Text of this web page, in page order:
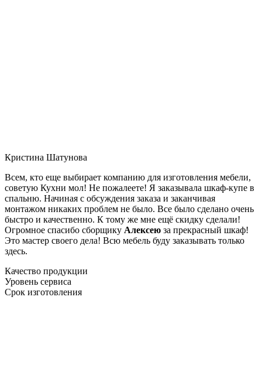
Кристина Шатунова
Всем, кто еще выбирает компанию для изготовления мебели,
советую Кухни мол! Не пожалеете! Я заказывала шкаф-купе в
спальню. Начиная с обсуждения заказа и заканчивая
монтажом никаких проблем не было. Все было сделано очень
быстро и качественно. К тому же мне ещё скидку сделали!
Огромное спасибо сборщику Алексею за прекрасный шкаф!
Это мастер своего дела! Всю мебель буду заказывать только
здесь.
Качество продукции
Уровень сервиса
Срок изготовления